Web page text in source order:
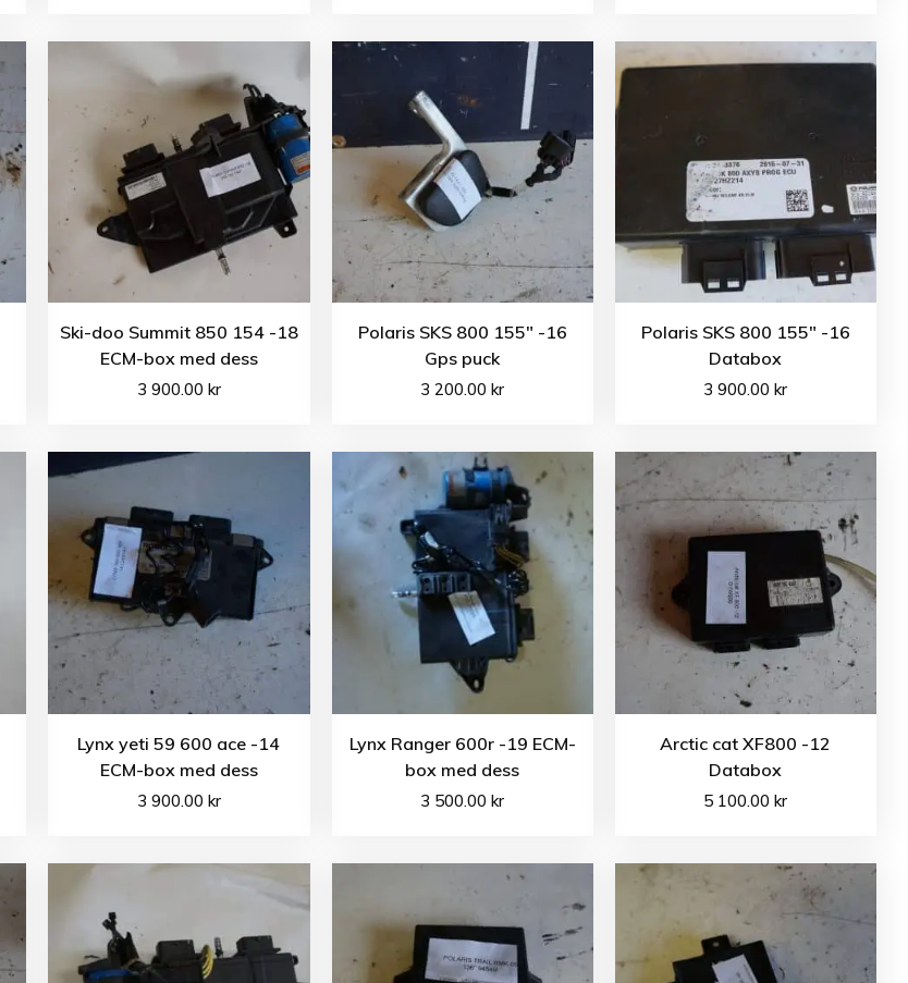
Ski-doo Summit 850 154 -18
ECM-box med dess
3 900.00 kr
Polaris SKS 800 155″ -16
Gps puck
3 200.00kr
Polaris SKS 800 155″ -16
Databox
3 900.00kr
Lynx yeti 59 600 ace -14
ECM-box med dess
3 900.00 kr
Lynx Ranger 600r -19 ECM-
box med dess
3 500.00kr
Arctic cat XF800 -12
Databox
5 100.00kr